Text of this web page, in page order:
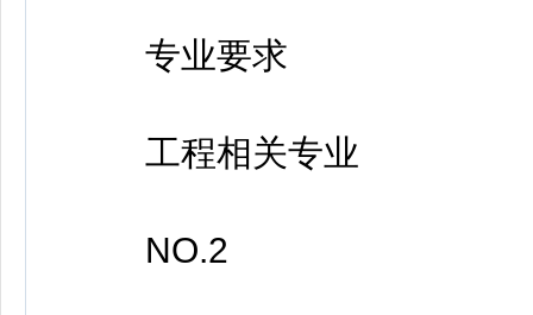
专业要求
工程相关专业
NO.2